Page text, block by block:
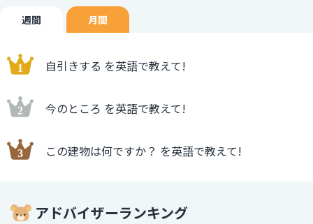
週間 月間
自引きする を英語で教えて!
今のところ を英語で教えて!
この建物は何ですか？ を英語で教えて!
アドバイザーランキング